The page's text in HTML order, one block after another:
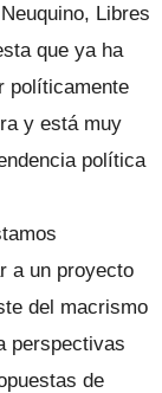
Libres
que ya ha
políticamente
y está muy
política
a un proyecto
del macrismo
perspectivas
de